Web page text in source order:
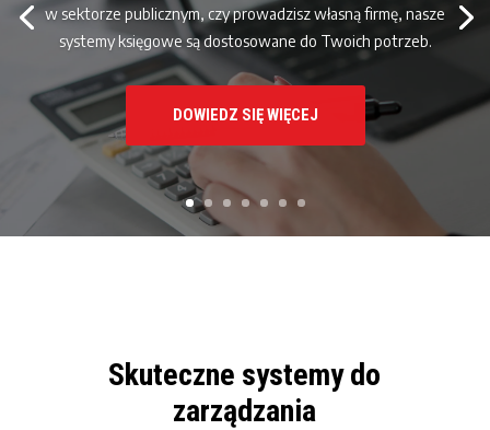
w sektorze publicznym, czy prowadzisz własną firmę, nasze
systemy księgowe są dostosowane do Twoich potrzeb.
DOWIEDZ SIĘ WIĘCEJ
Skuteczne systemy do
zarządzania